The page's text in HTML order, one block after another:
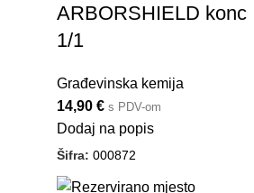
ARBORSHIELD konc
1/1
Građevinska kemija
14,90 € s PDV-om
Dodaj na popis
Šifra: 000872